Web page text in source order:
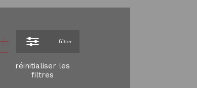
filtrer
réinitialiser les
filtres